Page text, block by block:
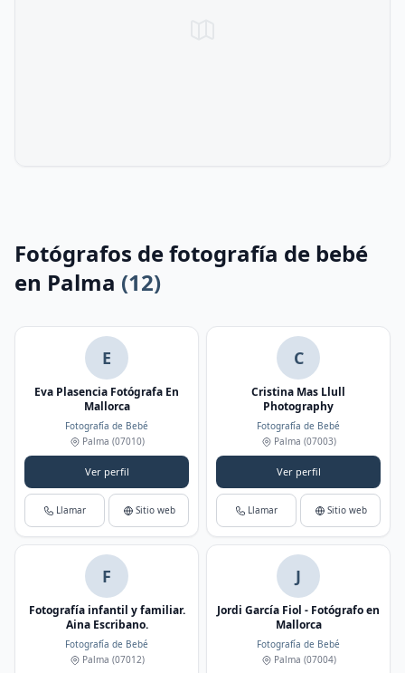
Fotógrafos de fotografía de bebé
en Palma (12)
E
Eva Plasencia Fotógrafa En
Mallorca
Fotografía de Bebé
Palma (07010)
Ver perfil
Llamar Sitio web
C
Cristina Mas Llull
Photography
Fotografía de Bebé
Palma (07003)
Ver perfil
Llamar Sitio web
F
Fotografía infantil y familiar.
Aina Escribano.
Fotografía de Bebé
Palma (07012)
J
Jordi García Fiol - Fotógrafo en
Mallorca
Fotografía de Bebé
Palma (07004)